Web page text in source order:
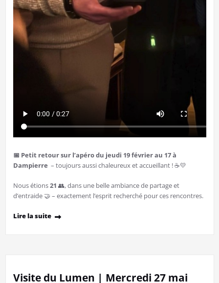
📅 Petit retour sur l’apéro du jeudi 19 février au 17 à
Dampierre – toujours aussi chaleureux et accueillant ! ☕💛
Nous étions21 👥, dans une belle ambiance de partage et
d’entraide 🤝 – exactement l’esprit recherché pour ces rencontres.
Lire la suite
Visite du Lumen | Mercredi 27 mai